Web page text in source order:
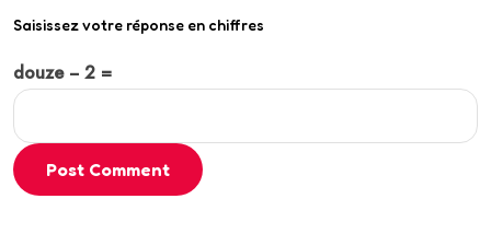
Saisissez votre réponse en chiffres
douze − 2 =
Post Comment